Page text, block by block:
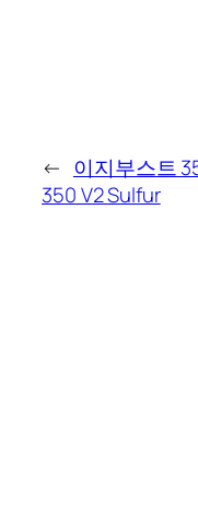
← 이지부스트
350 V2 Sulfur